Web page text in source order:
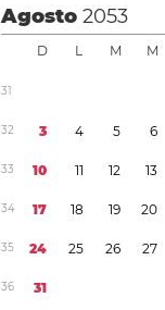
Agosto2053
D L M M
31
32 3 4 5 6
33 10 11 12 13
34 17 18 19 20
35 24 25 26 27
36 31